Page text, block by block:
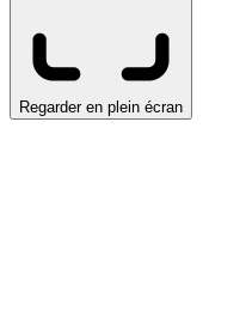
Regarder en plein écran